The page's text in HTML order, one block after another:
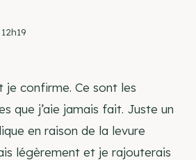
je confirme. Ce sont les
que j’aie jamais fait. Juste un
en raison de la levure
légèrement et je rajouterais